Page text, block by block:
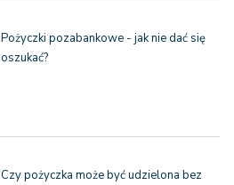
Pożyczki pozabankowe - jak nie dać się
oszukać?
Czy pożyczka może być udzielona bez